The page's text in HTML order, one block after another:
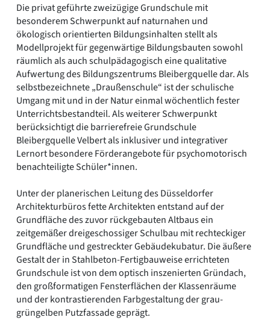
Freunde & Förderer
Kontakt
Impressum
Datenschutz
Suchbegriff eingeben
Die privat geführte zweizügige Grundschule mit
besonderem Schwerpunkt auf naturnahen und
ökologisch orientierten Bildungsinhalten stellt als
Modellprojekt für gegenwärtige Bildungsbauten sowohl
räumlich als auch schulpädagogisch eine qualitative
Aufwertung des Bildungszentrums Bleibergquelle dar. Als
selbstbezeichnete „Draußenschule“ ist der schulische
Umgang mit und in der Natur einmal wöchentlich fester
Unterrichtsbestandteil. Als weiterer Schwerpunkt
berücksichtigt die barrierefreie Grundschule
Bleibergquelle Velbert als inklusiver und integrativer
Lernort besondere Förderangebote für psychomotorisch
benachteiligte Schüler*innen.
Unter der planerischen Leitung des Düsseldorfer
Architekturbüros fette Architekten entstand auf der
Grundfläche des zuvor rückgebauten Altbaus ein
zeitgemäßer dreigeschossiger Schulbau mit rechteckiger
Grundfläche und gestreckter Gebäudekubatur. Die äußere
Gestalt der in Stahlbeton-Fertigbauweise errichteten
Grundschule ist von dem optisch inszenierten Gründach,
den großformatigen Fensterflächen der Klassenräume
und der kontrastierenden Farbgestaltung der grau-
grüngelben Putzfassade geprägt.